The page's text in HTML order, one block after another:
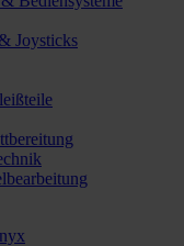
Joysticks